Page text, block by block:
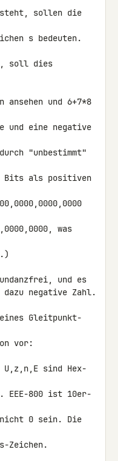
steht, sollen die
s bedeuten.
soll dies
und es
negative Zahl.
Gleitpunkt-
vor:
sind Hex-
800 ist 10er-
nicht 0 sein. Die
Zeichen.